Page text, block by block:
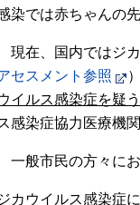
染では赤ちゃんの
現在、国内ではジ
セスメント参照
イルス感染症を疑
感染症協力医療機
一般市民の方々にお
カウイルス感染症